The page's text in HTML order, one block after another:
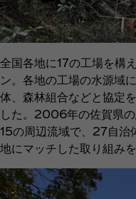
全国各地に17の工場を構
ン。各地の工場の水源域
体、森林組合などと協定
した。2006年の佐賀県
15の周辺流域で、27自治
地にマッチした取り組み